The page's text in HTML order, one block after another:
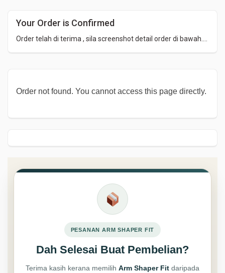
Your Order is Confirmed
Order telah di terima , sila screenshot detail order di bawah....
Order not found. You cannot access this page directly.
PESANAN ARM SHAPER FIT
Dah Selesai Buat Pembelian?
Terima kasih kerana memilih Arm Shaper Fit daripada